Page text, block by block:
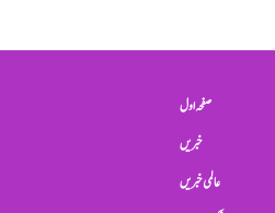
صفحہ اول
خبریں
عالمی خبریں